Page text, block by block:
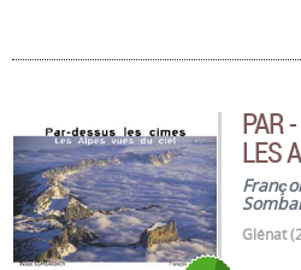
PAR
LES
Glénat